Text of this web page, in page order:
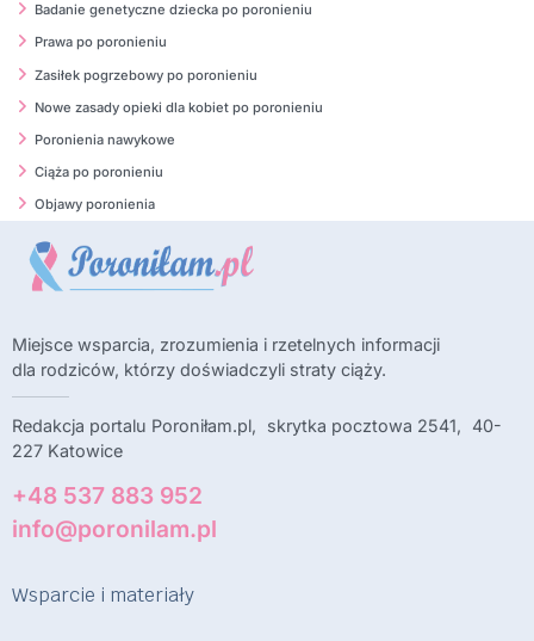
Miejsce wsparcia, zrozumienia i rzetelnych informacji
dla rodziców, którzy doświadczyli straty ciąży.
Redakcja portalu Poroniłam.pl, skrytka pocztowa 2541, 40-
227 Katowice
+48 537 883 952
info@poronilam.pl
Badanie genetyczne dziecka po poronieniu
Prawa po poronieniu
Zasiłek pogrzebowy po poronieniu
Nowe zasady opieki dla kobiet po poronieniu
Poronienia nawykowe
Ciąża po poronieniu
Objawy poronienia
Wsparcie i materiały